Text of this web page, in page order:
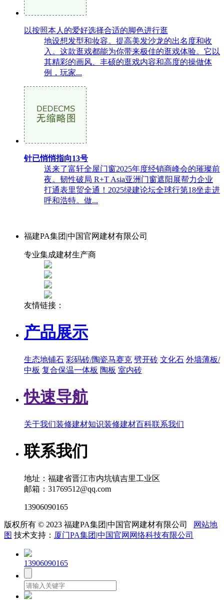
以按照本人的爱好选择合适的脚色进行逛
地设想发型和妆容。提高美发沙龙的出名度和收
入。这款逛戏都能为你带来极佳的逛戏体验。它以
其精彩的画风、丰硕的逛戏内容和高度的操做体
例，玩家...
针已悄悄指向13号
送来了富轩全屋门窗2025年度经销商峰会的璀璨前
夜。韧性破局 R+T Asia亚洲门窗遮阳展帮力企业
打通表里贸全通！2025绿建论坛全球行第18坐走进
呼和浩特。做...
福建PA集团|中国官网建材有限公司
专业集成建材生产商
友情链接：
产品展示
生态地铺石 彩码砖/陶瓷马赛克 劈开砖 文化石 外墙薄板/
中板 复合保温一体板 陶板 室内砖
快速导航
关于我们装修建材知识装修建材百科联系我们
联系我们
地址：福建省晋江市内坑镇吉里工业区
邮箱：31769512@qq.com
13906090165
版权所有 © 2023 福建PA集团|中国官网建材有限公司
网站地
图 技术支持： 厦门PA集团|中国官网网络科技有限公司
13906090165